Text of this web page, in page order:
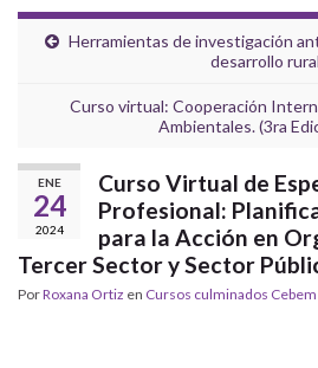
Herramientas de investigación
desarrollo rural
Curso virtual: Cooperación
Ambientales. (3ra
ENE
24
2024
Curso Virtual de
Profesional:
para la Acción en
Tercer Sector y Sector
PorRoxana Ortiz en Cursos culminados Cebem